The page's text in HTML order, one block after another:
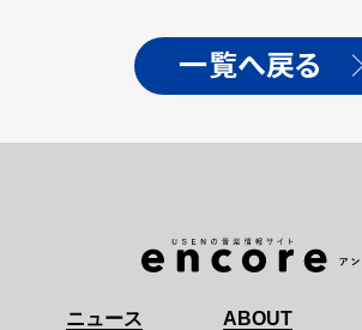
一覧へ戻る
ニュース ABOUT